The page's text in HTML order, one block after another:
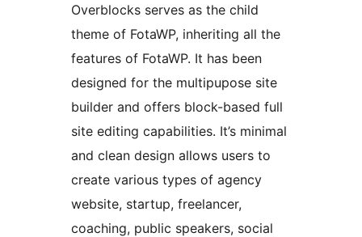
Overblocks serves as the child
theme of FotaWP, inheriting all the
features of FotaWP. It has been
designed for the multipupose site
builder and offers block-based full
site editing capabilities. It’s minimal
and clean design allows users to
create various types of agency
website, startup, freelancer,
coaching, public speakers, social